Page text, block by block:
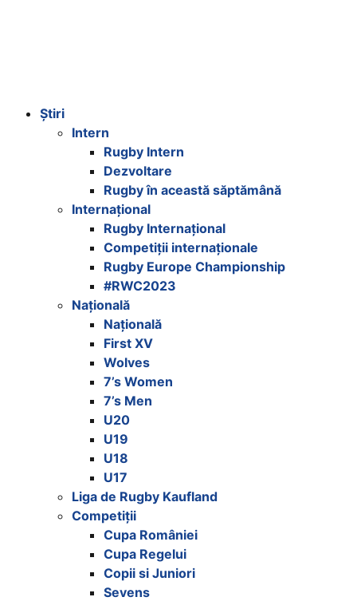
Știri
Intern
Rugby Intern
Dezvoltare
Rugby în această săptămână
Internațional
Rugby Internațional
Competiții internaționale
Rugby Europe Championship
#RWC2023
Națională
Națională
First XV
Wolves
7’s Women
7’s Men
U20
U19
U18
U17
Liga de Rugby Kaufland
Competiții
Cupa României
Cupa Regelui
Copii si Juniori
Sevens